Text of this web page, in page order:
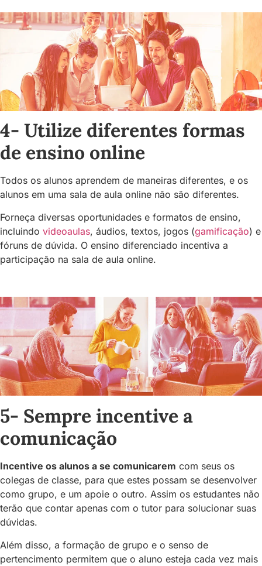
4- Utilize diferentes formas
de ensino online
Todos os alunos aprendem de maneiras diferentes, e os
alunos em uma sala de aula online não são diferentes.
Forneça diversas oportunidades e formatos de ensino,
incluindo videoaulas, áudios, textos, jogos (gamificação) e
fóruns de dúvida. O ensino diferenciado incentiva a
participação na sala de aula online.
5- Sempre incentive a
comunicação
Incentive os alunos a se comunicarem com seus os
colegas de classe, para que estes possam se desenvolver
como grupo, e um apoie o outro. Assim os estudantes não
terão que contar apenas com o tutor para solucionar suas
dúvidas.
Além disso, a formação de grupo e o senso de
pertencimento permitem que o aluno esteja cada vez mais